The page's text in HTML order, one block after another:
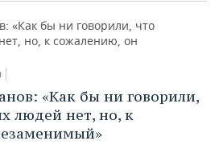
«Как бы ни говорили,
людей нет, но, к